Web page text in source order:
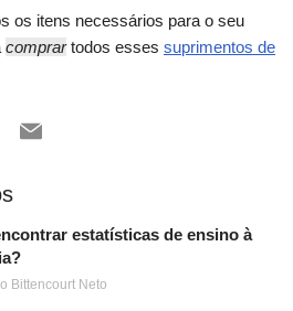
os itens necessários para o seu
comprartodos esses suprimentos de
estatísticas de ensino à
Bittencourt Neto